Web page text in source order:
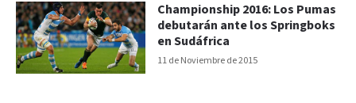
11 de Noviembre de 2015
Championship 2016: Los Pumas
debutarán ante los Springboks
en Sudáfrica